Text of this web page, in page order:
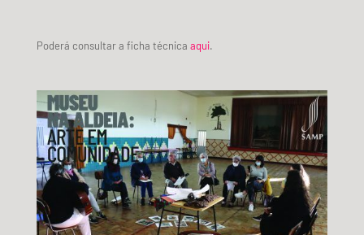
Poderá consultar a ficha técnica aqui.